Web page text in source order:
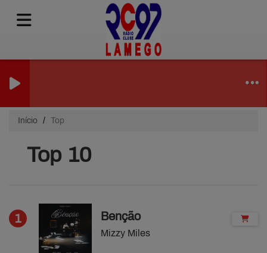
Início Top
Top 10
1 Benção
Mizzy Miles